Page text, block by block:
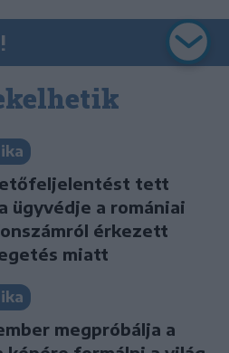
tett
ügyvédje a romániai
érkezett
miatt
megpróbálja a